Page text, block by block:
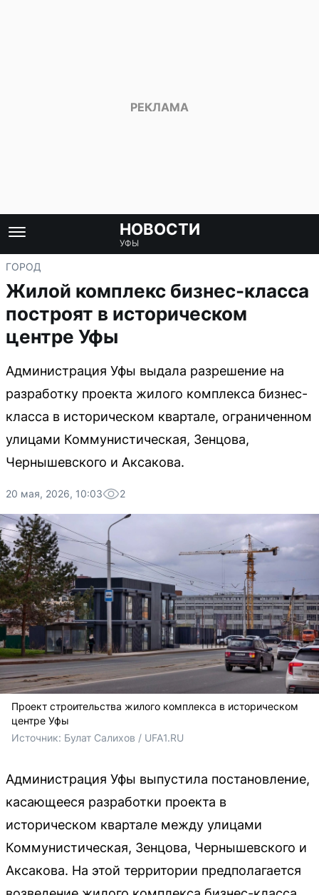
НОВОСТИ
УФЫ
ГОРОД
Жилой комплекс бизнес-класса
построят в историческом
центре Уфы
Администрация Уфы выдала разрешение на
разработку проекта жилого комплекса бизнес-
класса в историческом квартале, ограниченном
улицами Коммунистическая, Зенцова,
Чернышевского и Аксакова.
20 мая, 2026, 10:03 2
Проект строительства жилого комплекса в историческом
центре Уфы
Источник: Булат Салихов / UFA1.RU
Администрация Уфы выпустила постановление,
касающееся разработки проекта в
историческом квартале между улицами
Коммунистическая, Зенцова, Чернышевского и
Аксакова. На этой территории предполагается